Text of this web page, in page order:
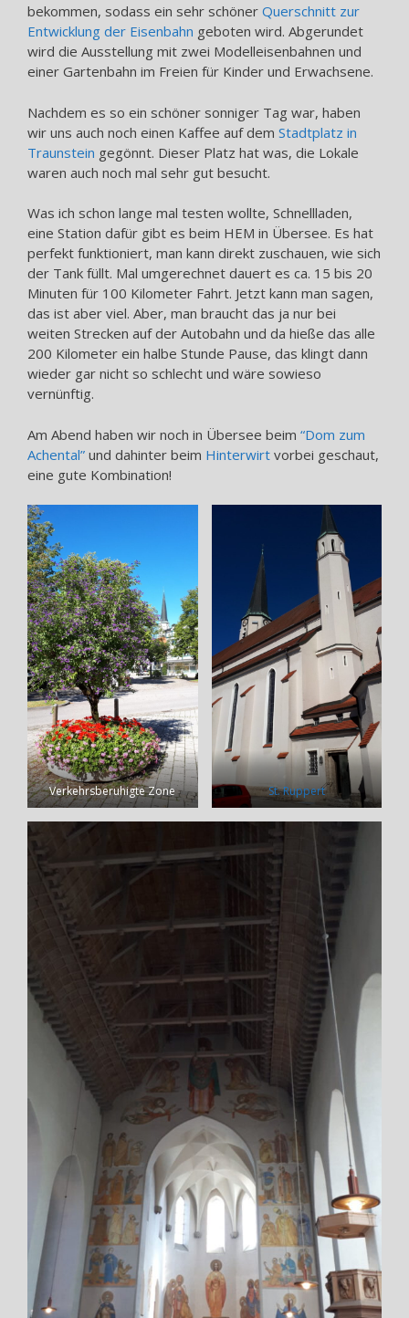
bekommen, sodass ein sehr schöner Querschnitt zur
Entwicklung der Eisenbahn geboten wird. Abgerundet
wird die Ausstellung mit zwei Modelleisenbahnen und
einer Gartenbahn im Freien für Kinder und Erwachsene.
Nachdem es so ein schöner sonniger Tag war, haben
wir uns auch noch einen Kaffee auf dem Stadtplatz in
Traunstein gegönnt. Dieser Platz hat was, die Lokale
waren auch noch mal sehr gut besucht.
Was ich schon lange mal testen wollte, Schnellladen,
eine Station dafür gibt es beim HEM in Übersee. Es hat
perfekt funktioniert, man kann direkt zuschauen, wie sich
der Tank füllt. Mal umgerechnet dauert es ca. 15 bis 20
Minuten für 100 Kilometer Fahrt. Jetzt kann man sagen,
das ist aber viel. Aber, man braucht das ja nur bei
weiten Strecken auf der Autobahn und da hieße das alle
200 Kilometer ein halbe Stunde Pause, das klingt dann
wieder gar nicht so schlecht und wäre sowieso
vernünftig.
Am Abend haben wir noch in Übersee beim “Dom zum
Achental” und dahinter beim Hinterwirt vorbei geschaut,
eine gute Kombination!
Verkehrsberuhigte Zone St. Ruppert